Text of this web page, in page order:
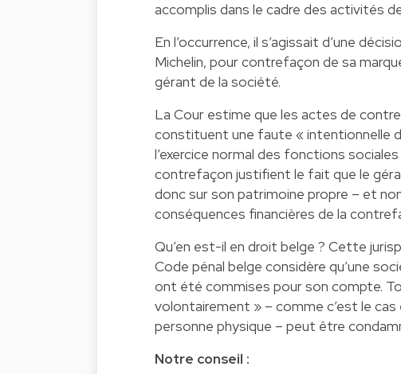
accomplis dans le cadre des activités
En l’occurrence, il s’agissait d’une
Michelin, pour contrefaçon de sa
gérant de la société.
La Cour estime que les actes de
constituent une faute « intentionnelle
l’exercice normal des fonctions
contrefaçon justifient le fait que le
donc sur son patrimoine propre – et
conséquences financières de la
Qu’en est-il en droit belge ? Cette
Code pénal belge considère qu’une
ont été commises pour son compte.
volontairement » – comme c’est le
personne physique – peut être
Notre conseil :